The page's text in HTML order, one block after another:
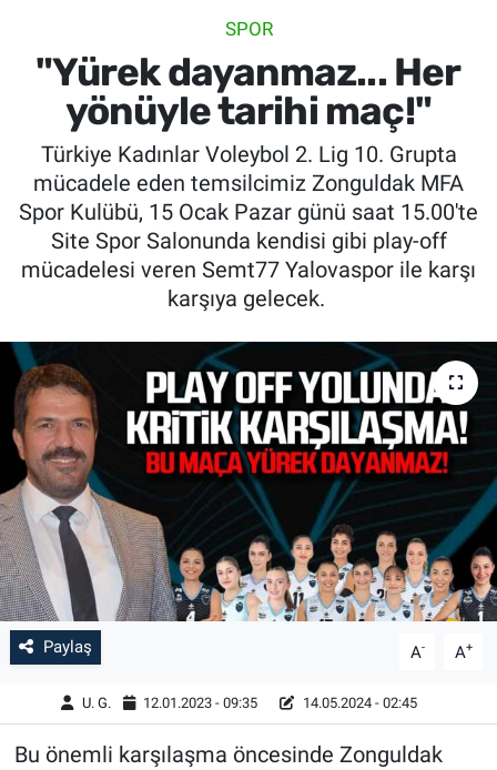
SPOR
"Yürek dayanmaz... Her
yönüyle tarihi maç!"
Türkiye Kadınlar Voleybol 2. Lig 10. Grupta
mücadele eden temsilcimiz Zonguldak MFA
Spor Kulübü, 15 Ocak Pazar günü saat 15.00'te
Site Spor Salonunda kendisi gibi play-off
mücadelesi veren Semt77 Yalovaspor ile karşı
karşıya gelecek.
Paylaş A- A+
U. G. 12.01.2023 - 09:35 14.05.2024 - 02:45
Bu önemli karşılaşma öncesinde Zonguldak
SPOR
SAĞLIK